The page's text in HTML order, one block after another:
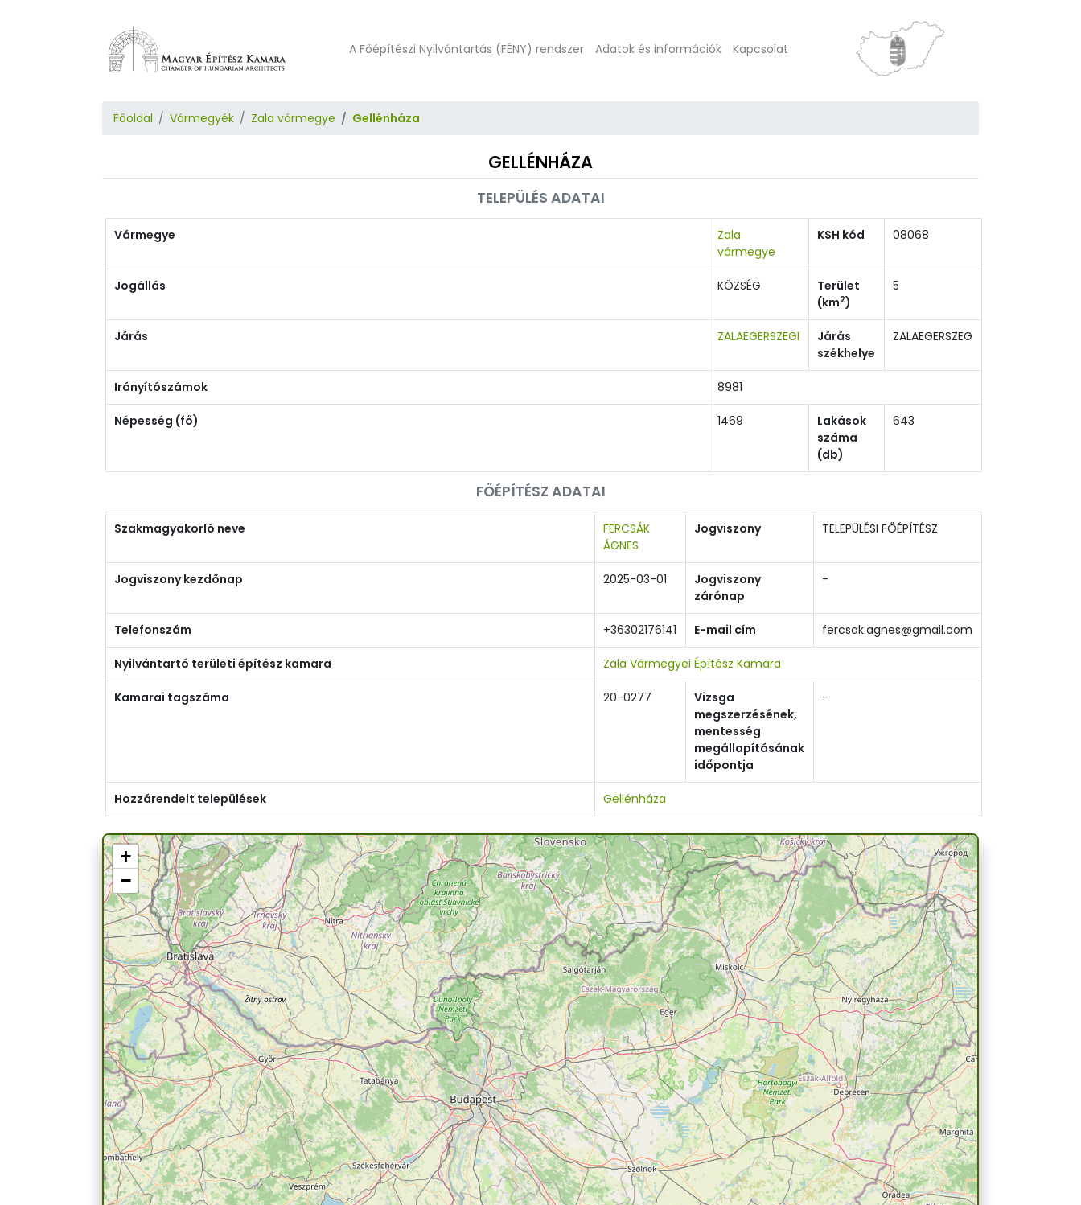
A Főépítészi Nyilvántartás (FÉNY) rendszer Adatok és információk Kapcsolat
Főoldal Vármegyék Zala vármegye Gellénháza
GELLÉNHÁZA
TELEPÜLÉS ADATAI
Vármegye
Zala
vármegye
KSH kód 08068
Jogállás KÖZSÉG
Terület
(km2)
5
Járás ZALAEGERSZEGI
Járás
székhelye
ZALAEGERSZEG
Irányítószámok 8981
Népesség (fő) 1469
Lakások
száma
(db)
643
FŐÉPÍTÉSZ ADATAI
Szakmagyakorló neve
FERCSÁK
ÁGNES
Jogviszony TELEPÜLÉSI FŐÉPÍTÉSZ
Jogviszony kezdőnap 2025-03-01
Jogviszony
zárónap
-
Telefonszám +36302176141 E-mail cím fercsak.agnes@gmail.com
Nyilvántartó területi építész kamara Zala Vármegyei Építész Kamara
Kamarai tagszáma 20-0277
Vizsga
megszerzésének,
mentesség
megállapításának
időpontja
-
Hozzárendelt települések Gellénháza
+
−